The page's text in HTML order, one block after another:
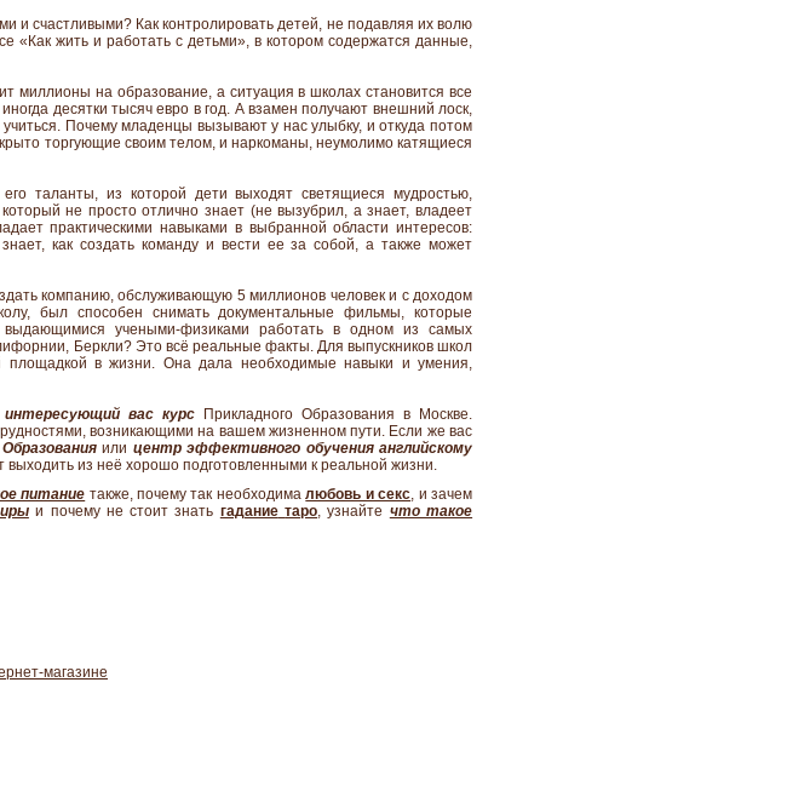
и счастливыми? Как контролировать детей, не подавляя их волю
«Как жить и работать с детьми», в котором содержатся данные,
миллионы на образование, а ситуация в школах становится все
десятки тысяч евро в год. А взамен получают внешний лоск,
Почему младенцы вызывают у нас улыбку, и откуда потом
торгующие своим телом, и наркоманы, неумолимо катящиеся
таланты, из которой дети выходят светящиеся мудростью,
не просто отлично знает (не вызубрил, а знает, владеет
практическими навыками в выбранной области интересов:
как создать команду и вести ее за собой, а также может
компанию, обслуживающую 5 миллионов человек и с доходом
был способен снимать документальные фильмы, которые
учеными-физиками работать в одном из самых
Беркли? Это всё реальные факты. Для выпускников школ
площадкой в жизни. Она дала необходимые навыки и умения,
вас курс Прикладного Образования в Москве.
возникающими на вашем жизненном пути. Если же вас
или центр эффективного обучения английскому
выходить из неё хорошо подготовленными к реальной жизни.
питание также,почему так необходималюбовь и секс, и зачем
и почему не стоит знать гадание таро, узнайте что такое
магазине